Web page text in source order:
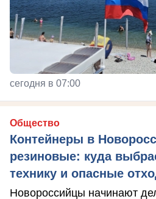
сегодня в 07:00
Общество
Контейнеры в
резиновые: куда
технику и опасные
Новороссийцы начинают